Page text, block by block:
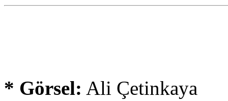
* Görsel: Ali Çetinkaya